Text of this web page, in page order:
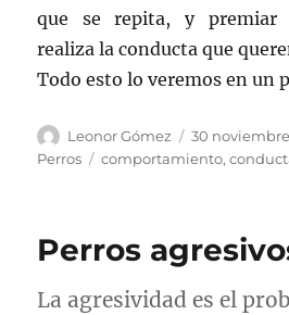
que se repita, y premiar
realiza la conducta que
Todo esto lo veremos en un
Autor
Leonor Gómez
Publicado
el
30
Perros
Etiquetas
comportamiento,
Perros
La agresividad es el